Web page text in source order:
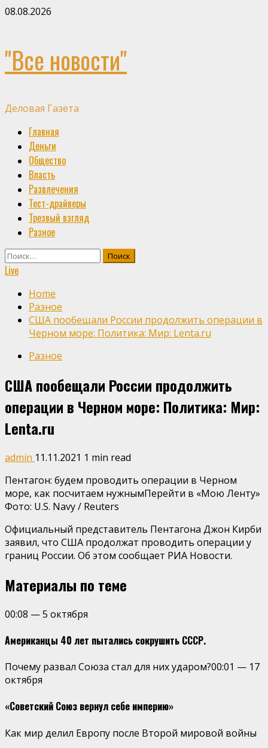
Skip
08.08.2026
"Все новости"
Деловая Газета
Primary
Menu
Главная
Деньги
Общество
Власть
Развлечения
Тест-драйверы
Трезвый взгляд
Разное
Найти:
Live
Home
Разное
США пообещали России продолжить операции в
Черном море: Политика: Мир: Lenta.ru
Разное
США пообещали России продолжить
операции в Черном море: Политика: Мир:
Lenta.ru
admin 11.11.2021 1 min read
Пентагон: будем проводить операции в Черном
море, как посчитаем нужнымПерейти в «Мою Ленту»
Фото: U.S. Navy / Reuters
Официальный представитель Пентагона Джон Кирби
заявил, что США продолжат проводить операции у
границ России. Об этом сообщает РИА Новости.
Материалы по теме
00:08 —5 октября
Американцы 40 лет пытались сокрушить СССР.
Почему развал Союза стал для них ударом?00:01 — 17
октября
«Советский Союз вернул себе империю»
Как мир делил Европу после Второй мировой войны